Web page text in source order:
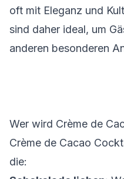
oft mit Eleganz und
sind daher ideal, um
anderen besonderen
Wer wird Crème de
Crème de Cacao
die: